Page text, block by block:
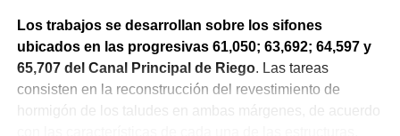
Los trabajos se desarrollan sobre los sifones
ubicados en las progresivas 61,050; 63,692; 64,597 y
65,707 del Canal Principal de Riego. Las tareas
consisten en la reconstrucción del revestimiento de
hormigón de los taludes en ambas márgenes, de acuerdo